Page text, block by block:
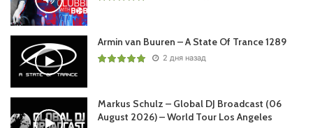
Armin van Buuren – A State Of Trance 1289
2 дня назад
Markus Schulz – Global DJ Broadcast (06
August 2026) – World Tour Los Angeles